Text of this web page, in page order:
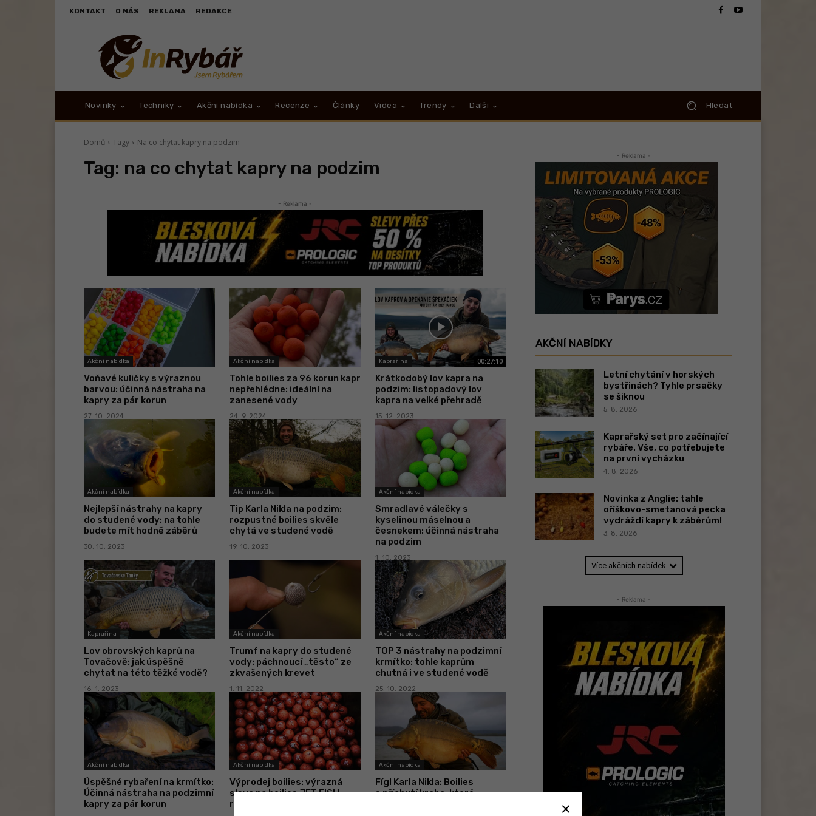
KONTAKT O NÁS REKLAMA REDAKCE
Novinky Techniky Akční nabídka Recenze Články Videa Trendy Další Hledat
Domů Tagy Na co chytat kapry na podzim
Tag: na co chytat kapry na podzim
- Reklama -
Akční nabídka
Voňavé kuličky s výraznou
barvou: účinná nástraha na
kapry za pár korun
27. 10. 2024
Akční nabídka
Tohle boilies za 96 korun kapr
nepřehlédne: ideální na
zanesené vody
24. 9. 2024
Kaprařina 00:27:10
Krátkodobý lov kapra na
podzim: listopadový lov
kapra na velké přehradě
15. 12. 2023
Akční nabídka
Nejlepší nástrahy na kapry
do studené vody: na tohle
budete mít hodně záběrů
30. 10. 2023
Akční nabídka
Tip Karla Nikla na podzim:
rozpustné boilies skvěle
chytá ve studené vodě
19. 10. 2023
Akční nabídka
Smradlavé válečky s
kyselinou máselnou a
česnekem: účinná nástraha
na podzim
1. 10. 2023
Kaprařina
Lov obrovských kaprů na
Tovačově: jak úspěšně
chytat na této těžké vodě?
16. 1. 2023
Akční nabídka
Trumf na kapry do studené
vody: páchnoucí „těsto“ ze
zkvašených krevet
1. 11. 2022
Akční nabídka
TOP 3 nástrahy na podzimní
krmítko: tohle kaprům
chutná i ve studené vodě
25. 10. 2022
Akční nabídka
Úspěšné rybaření na krmítko:
Účinná nástraha na podzimní
kapry za pár korun
Akční nabídka
Výprodej boilies: výrazná
sleva na boilies JET FISH,
rybáři hodně ušetří
Akční nabídka
Fígl Karla Nikla: Boilies
s příchutí kraba, které
- Reklama -
AKČNÍ NABÍDKY
Letní chytání v horských
bystřinách? Tyhle prsačky
se šiknou
5. 8. 2026
Kaprařský set pro začínající
rybáře. Vše, co potřebujete
na první vycházku
4. 8. 2026
Novinka z Anglie: tahle
oříškovo-smetanová pecka
vydráždí kapry k záběrům!
3. 8. 2026
Více akčních nabídek
- Reklama -